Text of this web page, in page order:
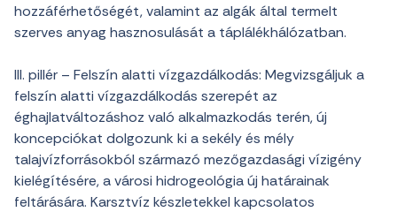
hozzáférhetőségét, valamint az algák által termelt
szerves anyag hasznosulását a táplálékhálózatban.
III. pillér – Felszín alatti vízgazdálkodás: Megvizsgáljuk a
felszín alatti vízgazdálkodás szerepét az
éghajlatváltozáshoz való alkalmazkodás terén, új
koncepciókat dolgozunk ki a sekély és mély
talajvízforrásokból származó mezőgazdasági vízigény
kielégítésére, a városi hidrogeológia új határainak
feltárására. Karsztvíz készletekkel kapcsolatos